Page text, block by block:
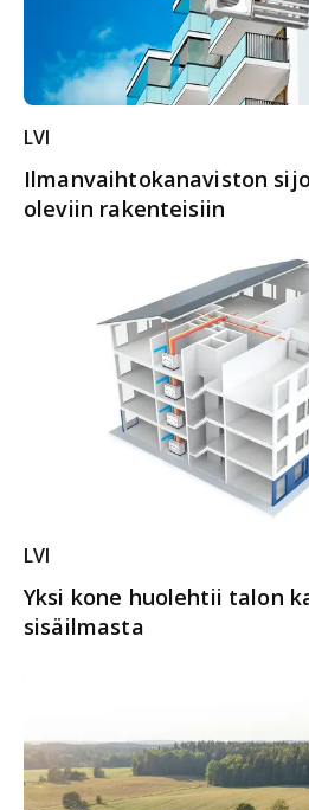
LVI
Ilmanvaihtokanaviston
oleviin rakenteisiin
LVI
Yksi kone huolehtii talon
sisäilmasta